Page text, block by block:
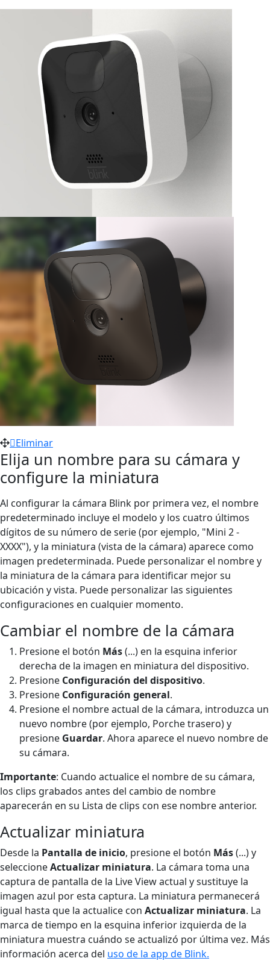
Eliminar
Elija un nombre para su cámara y
configure la miniatura
Al configurar la cámara Blink por primera vez, el nombre
predeterminado incluye el modelo y los cuatro últimos
dígitos de su número de serie (por ejemplo, "Mini 2 -
XXXX"), y la miniatura (vista de la cámara) aparece como
imagen predeterminada. Puede personalizar el nombre y
la miniatura de la cámara para identificar mejor su
ubicación y vista. Puede personalizar las siguientes
configuraciones en cualquier momento.
Cambiar el nombre de la cámara
Presione el botón Más(...) en la esquina inferior
derecha de la imagen en miniatura del dispositivo.
Presione Configuración del dispositivo.
Presione Configuración general.
Presione el nombre actual de la cámara, introduzca un
nuevo nombre (por ejemplo, Porche trasero) y
presione Guardar. Ahora aparece el nuevo nombre de
su cámara.
Importante: Cuando actualice el nombre de su cámara,
los clips grabados antes del cambio de nombre
aparecerán en su Lista de clips con ese nombre anterior.
Actualizar miniatura
Desde la Pantalla de inicio, presione el botón Más(...) y
seleccioneActualizar miniatura. La cámara toma una
captura de pantalla de la Live View actual y sustituye la
imagen azul por esta captura. La miniatura permanecerá
igual hasta que la actualice con Actualizar miniatura. La
marca de tiempo en la esquina inferior izquierda de la
miniatura muestra cuándo se actualizó por última vez. Más
información acerca del uso de la app de Blink.